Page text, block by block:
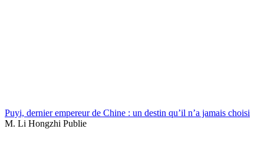
Puyi, dernier empereur de Chine : un destin qu’il n’a jamais choisi
M. Li Hongzhi Publie